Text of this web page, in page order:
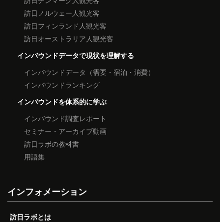
訪日ノルウェー人観光客
訪日フィンランド人観光客
訪日オーストラリア人観光客
インバウンドデータで現状を理解する
インバウンドデータ（需要・宿泊・消費）
インバウンドランキング
インバウンドを体系的に学ぶ
インバウンド調査レポート
セミナー・アーカイブ動画
訪日ラボの教科書
用語集
インフォメーション
訪日ラボとは